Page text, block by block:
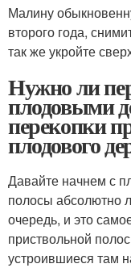
Малину
второго года,
так же укройте
Нужно ли
плодовыми
перекопки
плодового
Давайте начнем с
полосы абсолютно
очередь, и это
приствольной
устроившиеся там